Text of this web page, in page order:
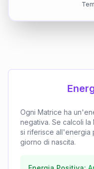
Ogni Matrice ha
negativa. Se calcoli la
si riferisce all'energia
giorno di nascita.